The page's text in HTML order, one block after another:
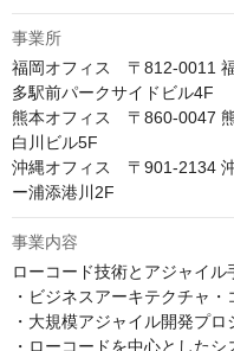
事業所
福岡オフィス　〒812-0011
多駅前パークサイドビル4F
熊本オフィス　〒860-0047
白川ビル5F
沖縄オフィス　〒901-2134
ー浦添港川2F
事業内容
ローコード技術とアジャイ
・ビジネスアーキテクチャ
・大規模アジャイル開発プ
・ローコードを中心とした